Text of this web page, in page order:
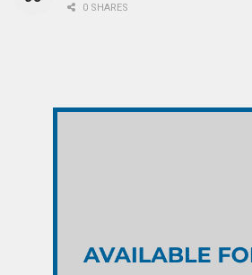
0 SHARES